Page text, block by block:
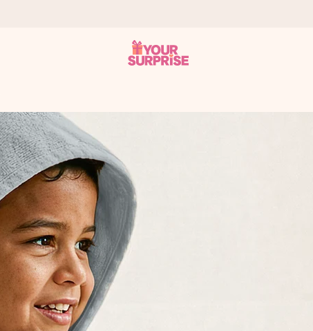
– damit du es genau zum richtigen Zeitpunkt überreichen
Google Reviews (Gesamtergebnis aller Länder, in die wir